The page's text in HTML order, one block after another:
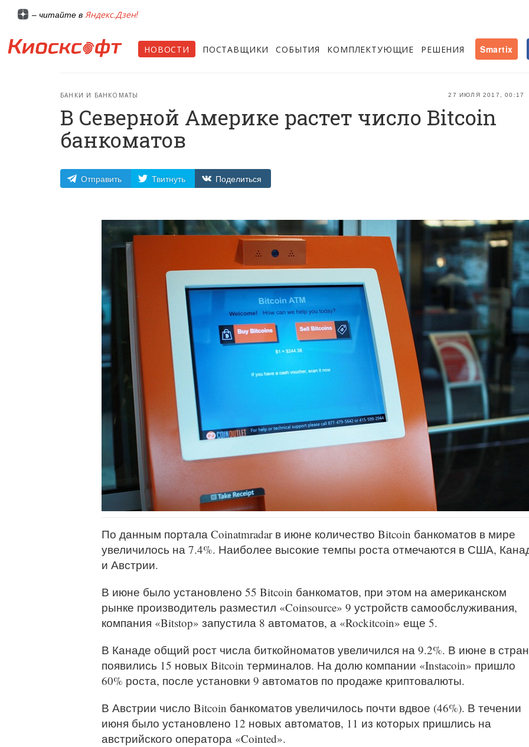
– читайте в Яндекс.Дзен!
НОВОСТИ ПОСТАВЩИКИ СОБЫТИЯ КОМПЛЕКТУЮЩИЕ РЕШЕНИЯ Smartix
27 ИЮЛЯ 2017, 00:17
БАНКИ И БАНКОМАТЫ
В Северной Америке растет число Bitcoin
банкоматов
Отправить Твитнуть Поделиться
По данным портала Coinatmradar в июне количество Bitcoin банкоматов в мире
увеличилось на 7.4%. Наиболее высокие темпы роста отмечаются в США,
и Австрии.
В июне было установлено 55 Bitcoin банкоматов, при этом на американском
рынке производитель разместил «Coinsource» 9 устройств самообслуживания,
компания «Bitstop» запустила 8 автоматов, а «Rockitcoin» еще 5.
В Канаде общий рост числа биткойноматов увеличился на 9.2%. В июне в
появились 15 новых Bitcoin терминалов. На долю компании «Instacoin» пришло
60% роста, после установки 9 автоматов по продаже криптовалюты.
В Австрии число Bitcoin банкоматов увеличилось почти вдвое (46%). В течении
июня было установлено 12 новых автоматов, 11 из которых пришлись на
австрийского оператора «Cointed».